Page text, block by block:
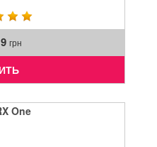
грн
One